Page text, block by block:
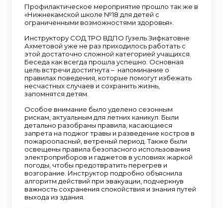
Профилактическое мероприятие прошло так же в
«Нижнекамской школе №18 для детей с
ограниченными возможностями здоровья».
Инструктору СОД ТРО ВДПО Гузель Зифкатовне
Ахметовой уже не раз приходилось работать с
этой достаточно сложной категорией учащихся.
Беседа как всегда прошла успешно. Основная
цель встречи достигнута – напоминание о
правилах поведения, которые помогут избежать
несчастных случаев и сохранить жизнь,
запомнятся детям.
Особое внимание было уделено сезонным
рискам, актуальным для летних каникул. Были
детально разобраны правила, касающиеся
запрета на поджог травы и разведение костров в
пожароопасный, ветреный период. Также были
освещены правила безопасного использования
электроприборов и гаджетов в условиях жаркой
погоды, чтобы предотвратить перегрев и
возгорание. Инструктор подробно объяснила
алгоритм действий при эвакуации, подчеркнув
важность сохранения спокойствия и знания путей
выхода из здания.